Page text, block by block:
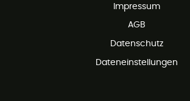
Impressum
AGB
Datenschutz
Dateneinstellungen